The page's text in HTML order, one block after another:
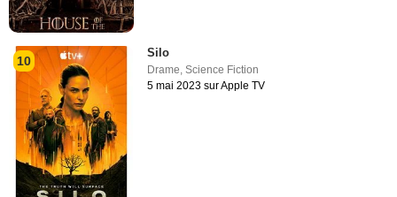
10
Silo
Drame ,Science Fiction
5 mai 2023 sur Apple TV